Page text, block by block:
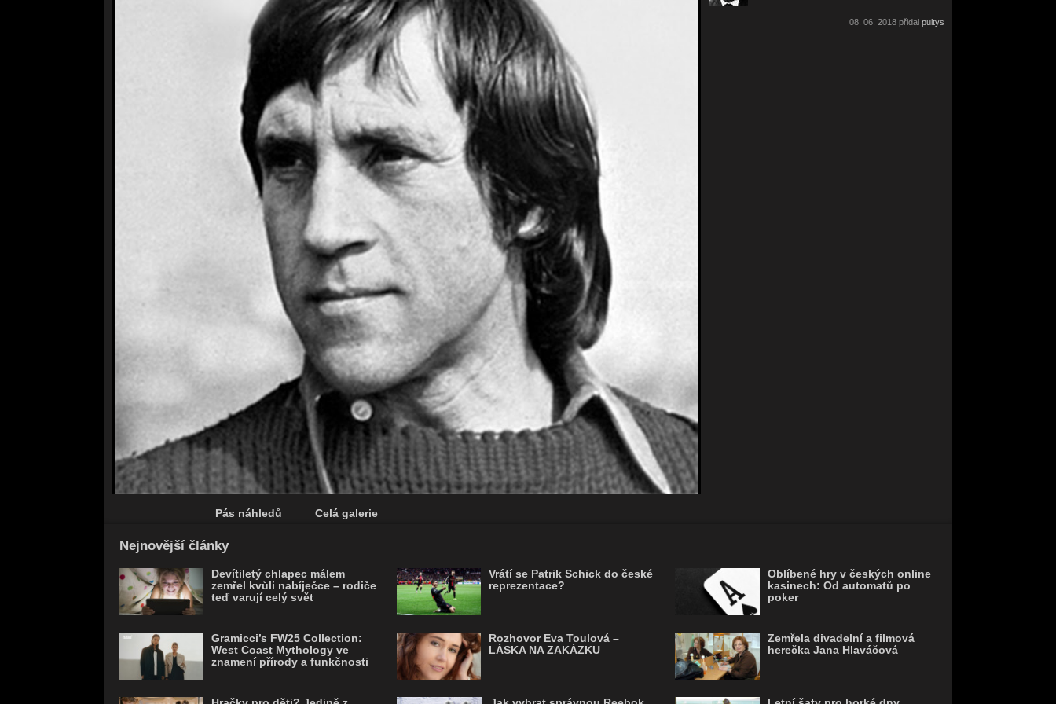
Pás náhledů Celá galerie
08. 06. 2018 přidal pultys
Nejnovější články
Devítiletý chlapec málem
zemřel kvůli nabíječce – rodiče
teď varují celý svět
Gramicci’s FW25 Collection:
West Coast Mythology ve
znamení přírody a funkčnosti
Vrátí se Patrik Schick do české
reprezentace?
Rozhovor Eva Toulová –
LÁSKA NA ZAKÁZKU
Oblíbené hry v českých online
kasinech: Od automatů po
poker
Zemřela divadelní a filmová
herečka Jana Hlaváčová